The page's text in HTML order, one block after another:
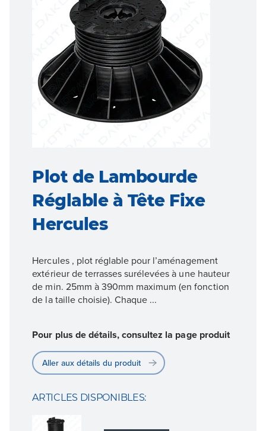
Plot de Lambourde
Réglable à Tête Fixe
Hercules
Hercules , plot réglable pour l’aménagement
extérieur de terrasses surélevées à une hauteur
de min. 25mm à 390mm maximum (en fonction
de la taille choisie). Chaque ...
Pour plus de détails, consultez la page produit
Aller aux détails du produit
ARTICLES DISPONIBLES: